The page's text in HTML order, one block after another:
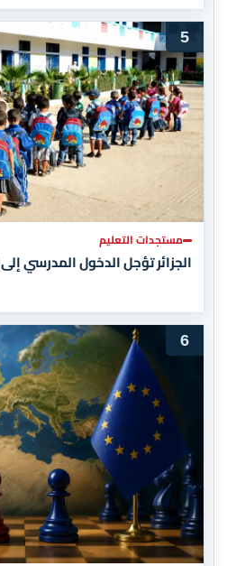
5
مستجدات التعليم
الجزائر تؤجل الدخول المدرسي إلى 21 شتنبر المقبل
6